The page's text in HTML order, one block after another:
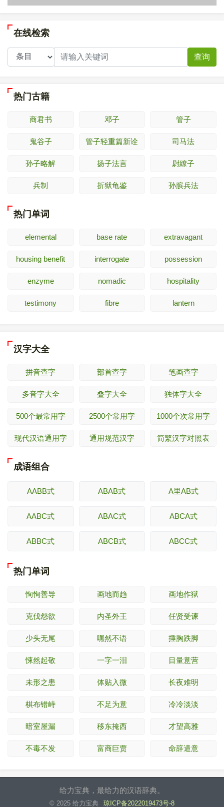
在线检索
查询
热门古籍
商君书 邓子 管子
鬼谷子 管子轻重篇新诠 司马法
孙子略解 扬子法言 尉繚子
兵制 折狱龟鉴 孙膑兵法
热门单词
elemental base rate extravagant
housing benefit interrogate possession
enzyme nomadic hospitality
testimony fibre lantern
汉字大全
拼音查字 部首查字 笔画查字
多音字大全 叠字大全 独体字大全
500个最常用字 2500个常用字 1000个次常用字
现代汉语通用字 通用规范汉字 简繁汉字对照表
成语组合
AABB式 ABAB式 A里AB式
AABC式 ABAC式 ABCA式
ABBC式 ABCB式 ABCC式
热门单词
恂恂善导 画地而趋 画地作狱
克伐怨欲 内圣外王 任贤受谏
少头无尾 嘿然不语 捶胸跌脚
悚然起敬 一字一泪 目量意营
未形之患 体贴入微 长夜难明
棋布错峙 不足为意 冷冷淡淡
暗室屋漏 移东掩西 才望高雅
不毒不发 富商巨贾 命辞遣意
给力宝典，最给力的汉语辞典。
© 2025 给力宝典 琼ICP备2022019473号-8